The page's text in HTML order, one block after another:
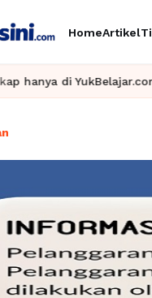
HomeArtikel
Mulai